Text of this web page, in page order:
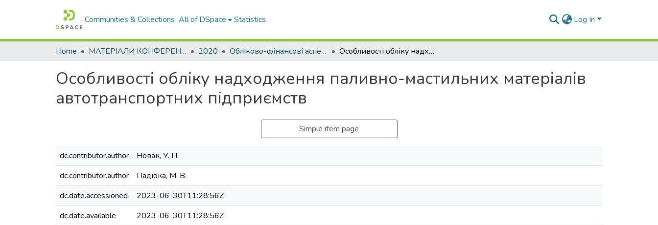
Communities & Collections All of DSpace Statistics Log In
Home МАТЕРІАЛИ КОНФЕРЕНЦІЙ 2020 Обліково-фінансові аспекти підприємницької діяльності Особливості обліку надходження паливно-мастильних матеріалів автотранспортних підприємств
Особливості обліку надходження паливно-мастильних матеріалів
автотранспортних підприємств
Simple item page
dc.contributor.author
Новак, У. П.
dc.contributor.author
Падюка, М. В.
dc.date.accessioned
2023-06-30T11:28:56Z
dc.date.available
2023-06-30T11:28:56Z